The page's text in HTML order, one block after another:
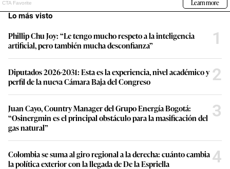
Lo más visto
Phillip Chu Joy: “Le tengo mucho respeto a la inteligencia
artificial, pero también mucha desconfianza”
1
Diputados 2026-2031: Esta es la experiencia, nivel académico y
perfil de la nueva Cámara Baja del Congreso
2
Juan Cayo, Country Manager del Grupo Energía Bogotá:
“Osinergmin es el principal obstáculo para la masificación del
gas natural”
3
Colombia se suma al giro regional a la derecha: cuánto cambia
la política exterior con la llegada de De la Espriella
4